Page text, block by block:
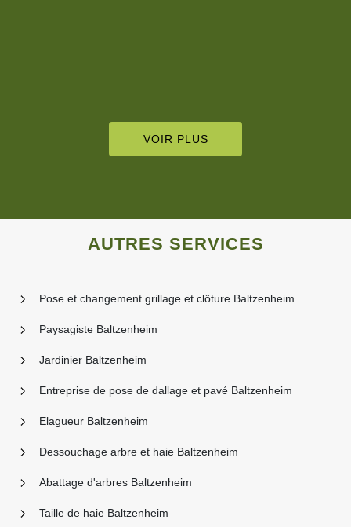
VOIR PLUS
AUTRES SERVICES
Pose et changement grillage et clôture Baltzenheim
Paysagiste Baltzenheim
Jardinier Baltzenheim
Entreprise de pose de dallage et pavé Baltzenheim
Elagueur Baltzenheim
Dessouchage arbre et haie Baltzenheim
Abattage d'arbres Baltzenheim
Taille de haie Baltzenheim